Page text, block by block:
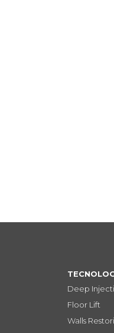
Deep
Floor Lift
Walls